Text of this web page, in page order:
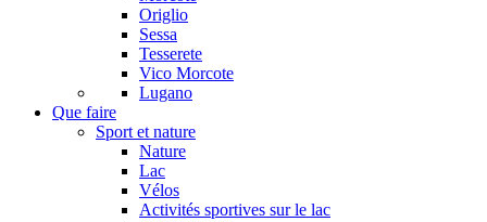
Origlio
Sessa
Tesserete
Vico Morcote
Lugano
Que faire
Sport et nature
Nature
Lac
Vélos
Activités sportives sur le lac